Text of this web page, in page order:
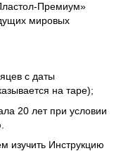
Премиум»
мировых
с даты
на таре);
20 лет при условии
изучить Инструкцию